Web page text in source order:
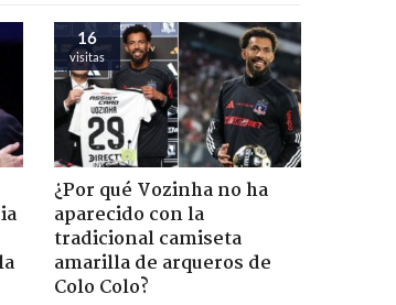
16
visitas
¿Por qué Vozinha no ha
aparecido con la
tradicional camiseta
amarilla de arqueros de
Colo Colo?